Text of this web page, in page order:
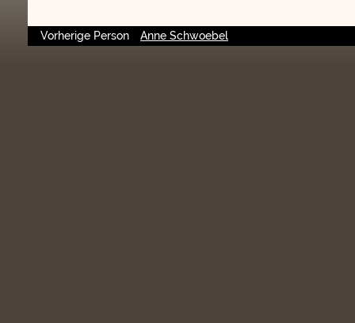
Vorherige Person Anne Schwoebel